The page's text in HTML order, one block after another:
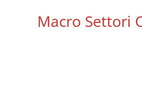
Macro Settori